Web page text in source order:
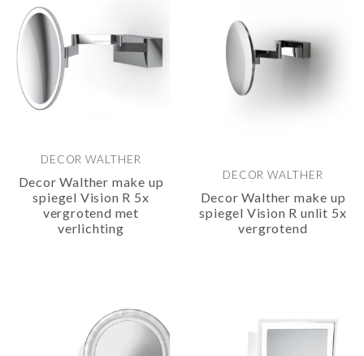
DECOR WALTHER
Decor Walther make up
spiegel Vision R 5x
vergrotend met
verlichting
DECOR WALTHER
Decor Walther make up
spiegel Vision R unlit 5x
vergrotend